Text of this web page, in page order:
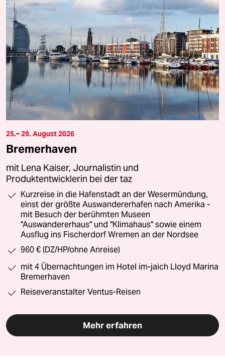
25.– 29. August 2026
Bremerhaven
mit Lena Kaiser, Journalistin und
Produktentwicklerin bei der taz
Kurzreise in die Hafenstadt an der Wesermündung,
einst der größte Auswandererhafen nach Amerika -
mit Besuch der berühmten Museen
"Auswandererhaus" und "Klimahaus" sowie einem
Ausflug ins Fischerdorf Wremen an der Nordsee
960 € (DZ/HP/ohne Anreise)
mit 4 Übernachtungen im Hotel im-jaich Lloyd Marina
Bremerhaven
Reiseveranstalter Ventus-Reisen
Mehr erfahren